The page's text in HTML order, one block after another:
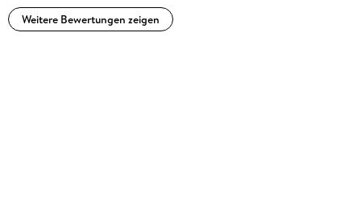
Weitere Bewertungen zeigen